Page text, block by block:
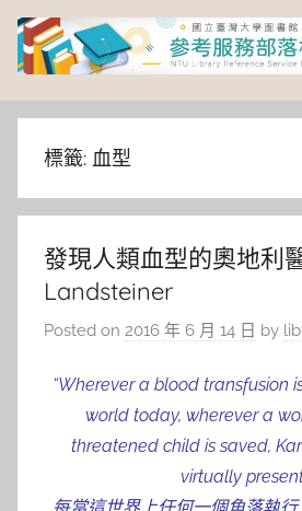
Skip
content
臺
灣
大
學
圖
書
參
標籤: 血型
發現人類血型的奧地利
Landsteiner
Posted on 2016 年 6 月 14 日 by
“Wherever a blood transfusion
world today, wherever a
threatened child is saved,
virtually